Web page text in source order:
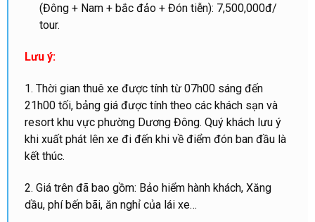
(Đông + Nam + bắc đảo + Đón tiễn): 7,500,000đ/
tour.
Lưu ý:
1. Thời gian thuê xe được tính từ 07h00 sáng đến
21h00 tối, bảng giá được tính theo các khách sạn và
resort khu vực phường Dương Đông. Quý khách lưu ý
khi xuất phát lên xe đi đến khi về điểm đón ban đầu là
kết thúc.
2. Giá trên đã bao gồm: Bảo hiểm hành khách, Xăng
dầu, phí bến bãi, ăn nghỉ của lái xe…